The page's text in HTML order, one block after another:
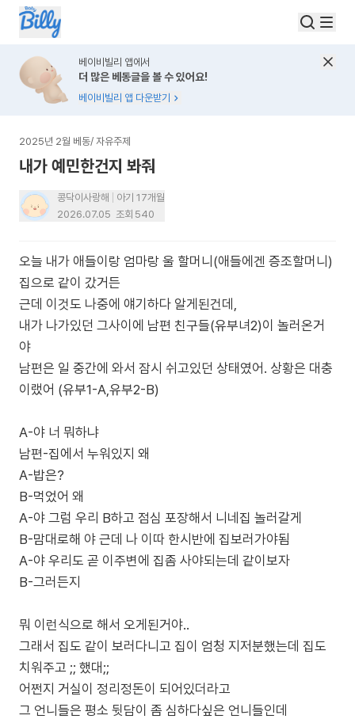
베이비빌리 앱에서
더 많은 베동글을 볼 수 있어요!
베이비빌리 앱 다운받기
2025년 2월 베동/ 자유주제
내가 예민한건지 봐줘
콩닥이사랑해
아기 17개월
2026.07.05 조회 540
오늘 내가 애들이랑 엄마랑 울 할머니(애들에겐 증조할머니)
집으로 같이 갔거든
근데 이것도 나중에 얘기하다 알게된건데,
내가 나가있던 그사이에 남편 친구들(유부녀2)이 놀러온거
야
남편은 일 중간에 와서 잠시 쉬고있던 상태였어. 상황은 대충
이랬어 (유부1-A,유부2-B)
A-야 너 뭐하냐
남편-집에서 누워있지 왜
A-밥은?
B-먹었어 왜
A-야 그럼 우리 B하고 점심 포장해서 니네집 놀러갈게
B-맘대로해 야 근데 나 이따 한시반에 집보러가야됨
A-야 우리도 곧 이주변에 집좀 사야되는데 같이보자
B-그러든지
뭐 이런식으로 해서 오게된거야..
그래서 집도 같이 보러다니고 집이 엄청 지저분했는데 집도
치워주고 ;; 했대;;
어쩐지 거실이 정리정돈이 되어있더라고
그 언니들은 평소 뒷담이 좀 심하다싶은 언니들인데